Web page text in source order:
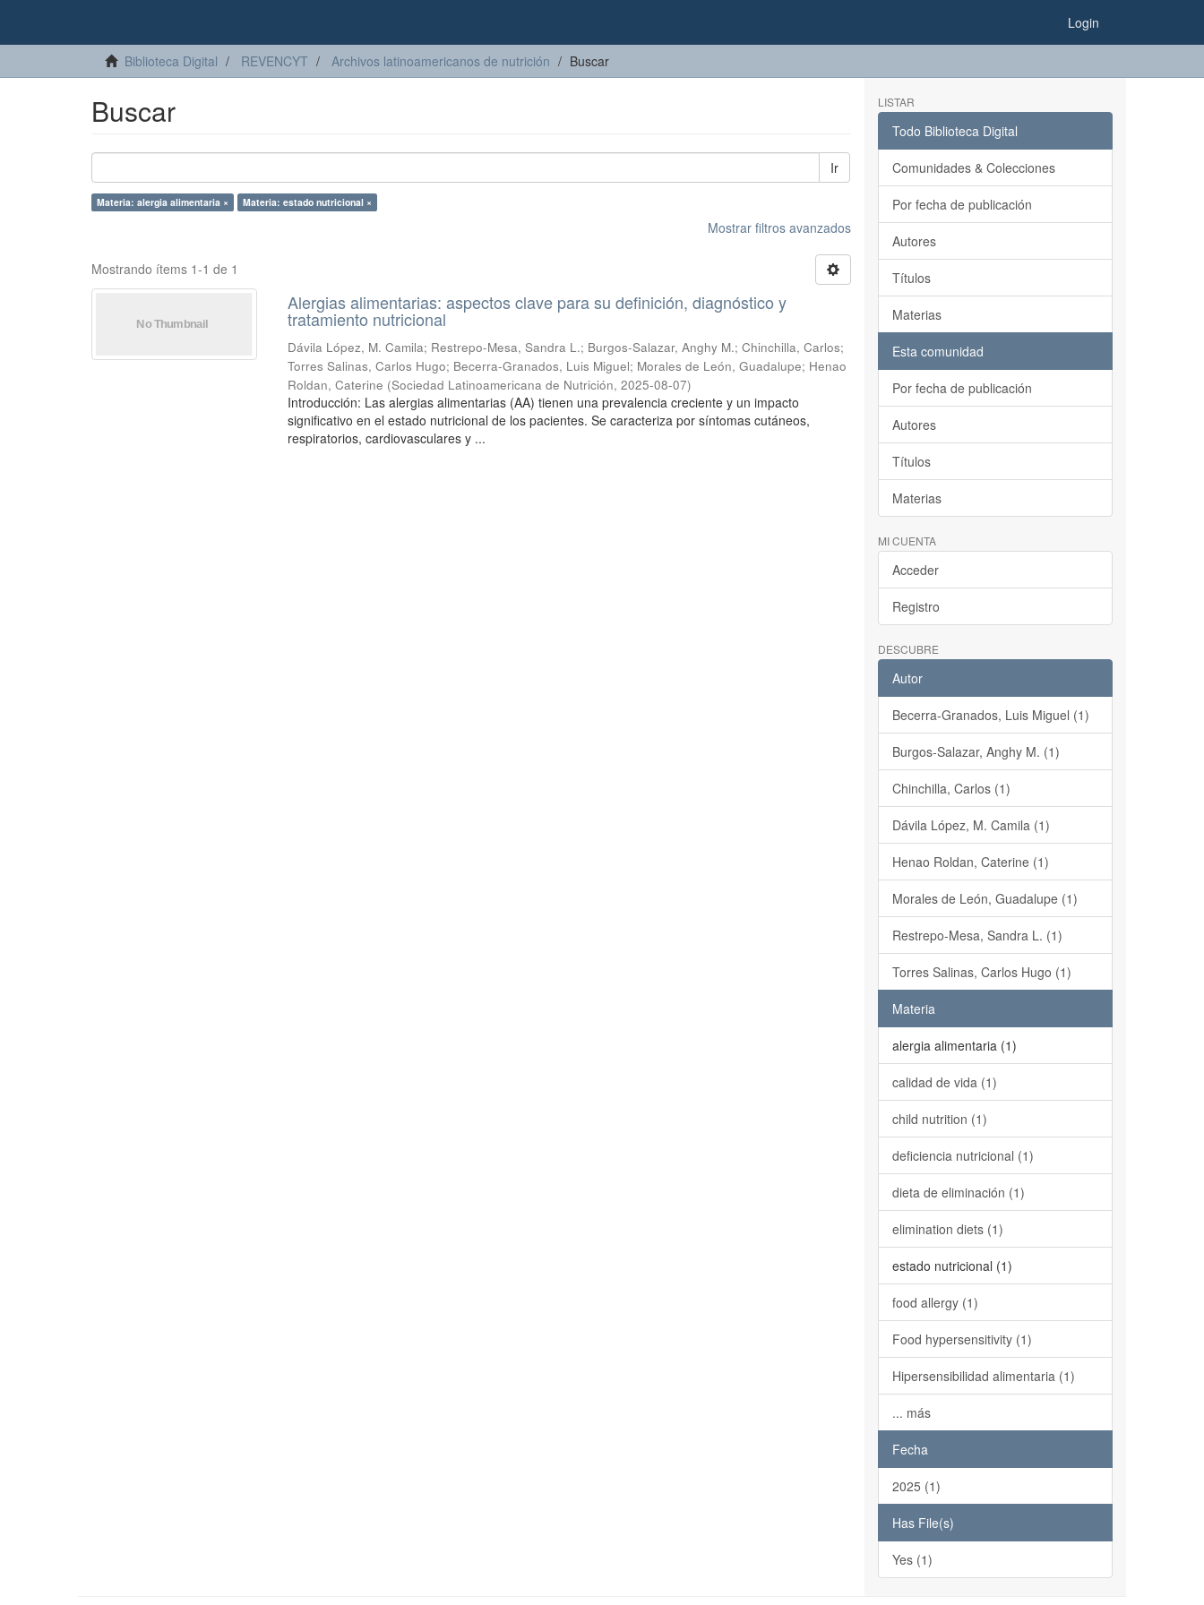
Login
Biblioteca Digital REVENCYT Archivos latinoamericanos de nutrición Buscar
Buscar
Ir
Materia: alergia alimentaria × Materia: estado nutricional ×
Mostrar filtros avanzados
Mostrando ítems 1-1 de 1
Alergias alimentarias: aspectos clave para su definición, diagnóstico y
tratamiento nutricional
Dávila López, M. Camila; Restrepo-Mesa, Sandra L.; Burgos-Salazar, Anghy M.;Chinchilla, Carlos;
Torres Salinas, Carlos Hugo; Becerra-Granados, Luis Miguel; Morales de León, Guadalupe; Henao
Roldan, Caterine (Sociedad Latinoamericana de Nutrición,2025-08-07)
Introducción: Las alergias alimentarias (AA) tienen una prevalencia creciente y un impacto
significativo en el estado nutricional de los pacientes. Se caracteriza por síntomas cutáneos,
respiratorios, cardiovasculares y ...
LISTAR
Todo Biblioteca Digital
Comunidades & Colecciones
Por fecha de publicación
Autores
Títulos
Materias
Esta comunidad
Por fecha de publicación
Autores
Títulos
Materias
MI CUENTA
Acceder
Registro
DESCUBRE
Autor
Becerra-Granados, Luis Miguel (1)
Burgos-Salazar, Anghy M. (1)
Chinchilla, Carlos (1)
Dávila López, M. Camila (1)
Henao Roldan, Caterine (1)
Morales de León, Guadalupe (1)
Restrepo-Mesa, Sandra L. (1)
Torres Salinas, Carlos Hugo (1)
Materia
alergia alimentaria (1)
calidad de vida (1)
child nutrition (1)
deficiencia nutricional (1)
dieta de eliminación (1)
elimination diets (1)
estado nutricional (1)
food allergy (1)
Food hypersensitivity (1)
Hipersensibilidad alimentaria (1)
... más
Fecha
2025 (1)
Has File(s)
Yes (1)